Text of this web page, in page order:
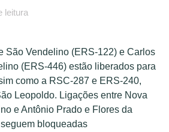
leitura
São Vendelino (ERS-122) e Carlos
(ERS-446) estão liberados para
como a RSC-287 e ERS-240,
Leopoldo. Ligações entre Nova
e Antônio Prado e Flores da
bloqueadas